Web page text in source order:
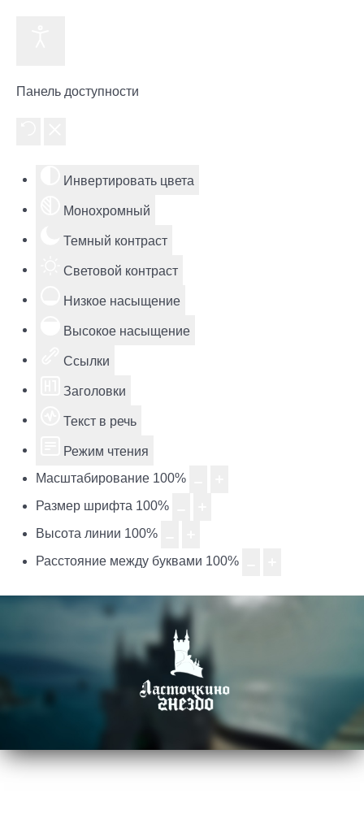
Панель доступности
Инвертировать цвета
Монохромный
Темный контраст
Световой контраст
Низкое насыщение
Высокое насыщение
Ссылки
Заголовки
Текст в речь
Режим чтения
Масштабирование 100%
Размер шрифта 100%
Высота линии 100%
Расстояние между буквами 100%